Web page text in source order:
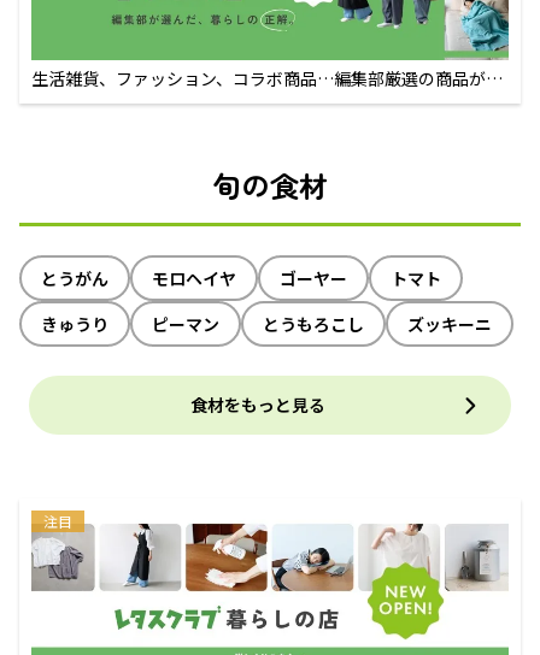
生活雑貨、ファッション、コラボ商品…編集部厳選の商品が買
えるECサイト
旬の食材
とうがん モロヘイヤ ゴーヤー
トマト
きゅうり
ピーマン とうもろこし ズッキーニ
食材をもっと見る
注目